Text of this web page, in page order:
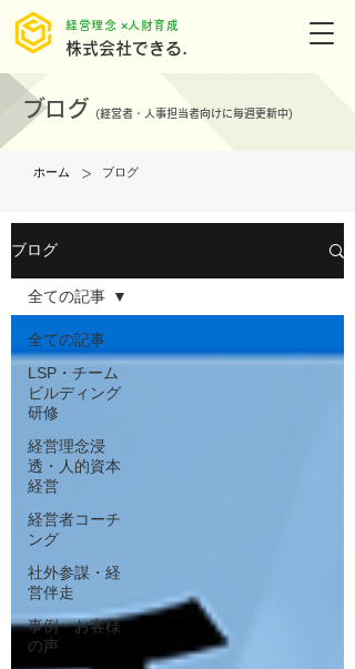
株式会社できる.
​経営理念 ×人財育成
ブログ (経営者・人事担当者向けに毎週更新中)
ホーム > ブログ
ブログ
全ての記事
LSP・チーム
ビルディング
研修
経営理念浸
透・人的資本
経営
経営者コーチ
ング
社外参謀・経
営伴走
事例・お客様
の声
全ての記事